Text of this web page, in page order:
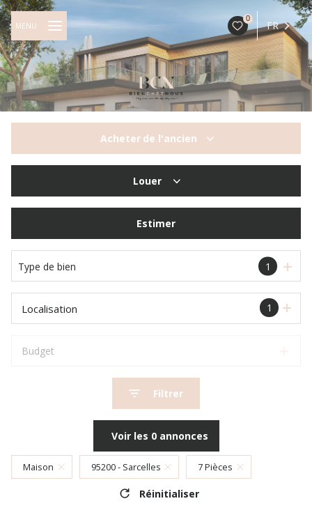
0
FR
MENU
Acheter de l'ancien
Louer
Estimer
Type de bien 1
1
Localisation
Budget
Filtrer
Voir les 0annonces
Maison 95200 - Sarcelles 7 Pièces
Réinitialiser